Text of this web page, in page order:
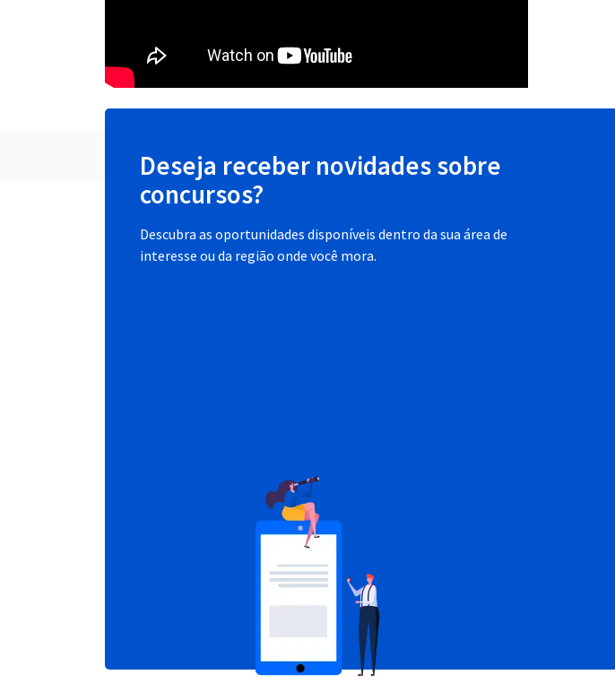
Deseja receber novidades sobre
concursos?
Descubra as oportunidades disponíveis dentro da sua área de
interesse ou da região onde você mora.